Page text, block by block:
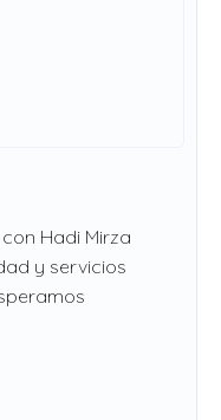
Hadi Mirza
y servicios